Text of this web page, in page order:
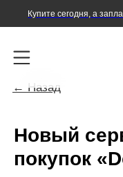
Купите сегодня, а заплатите
Новый
покупок